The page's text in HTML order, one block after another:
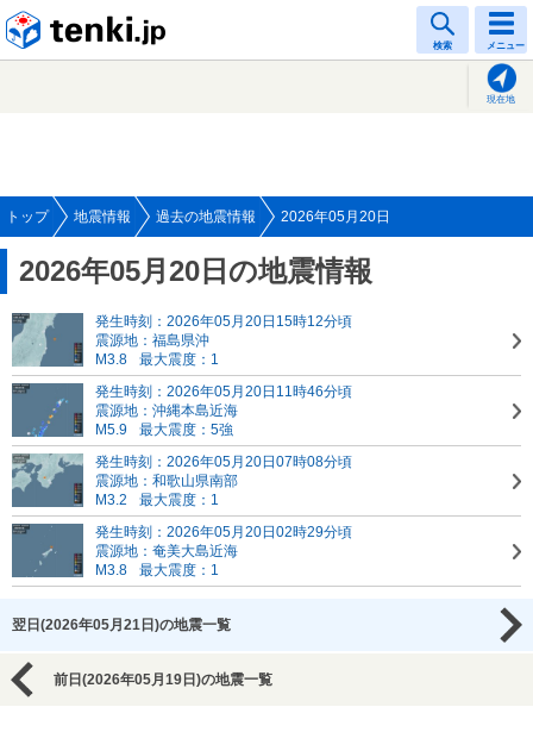
検索 メニュー
現在地
トップ 地震情報 過去の地震情報 2026年05月20日
2026年05月20日の地震情報
発生時刻：2026年05月20日15時12分頃
震源地：福島県沖
M3.8
最大震度：1
発生時刻：2026年05月20日11時46分頃
震源地：沖縄本島近海
M5.9
最大震度：5強
発生時刻：2026年05月20日07時08分頃
震源地：和歌山県南部
M3.2
最大震度：1
発生時刻：2026年05月20日02時29分頃
震源地：奄美大島近海
M3.8
最大震度：1
翌日(2026年05月21日)の地震一覧
前日(2026年05月19日)の地震一覧